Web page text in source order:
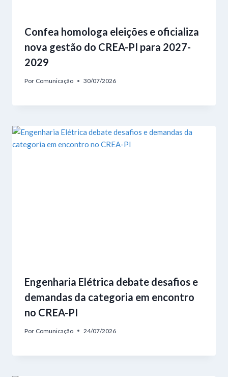
Confea homologa eleições e oficializa
nova gestão do CREA-PI para 2027-
2029
Por Comunicação 30/07/2026
Engenharia Elétrica debate desafios e
demandas da categoria em encontro
no CREA-PI
Por Comunicação 24/07/2026